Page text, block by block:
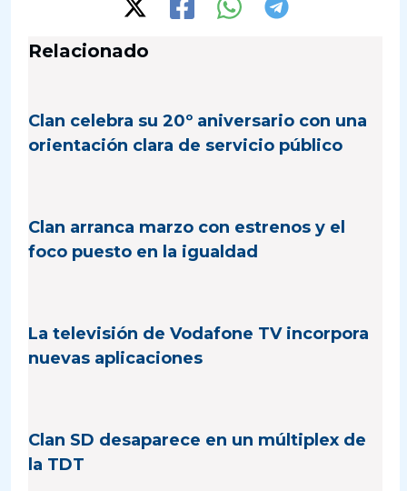
Relacionado
Clan celebra su 20º aniversario con una
orientación clara de servicio público
Clan arranca marzo con estrenos y el
foco puesto en la igualdad
La televisión de Vodafone TV incorpora
nuevas aplicaciones
Clan SD desaparece en un múltiplex de
la TDT